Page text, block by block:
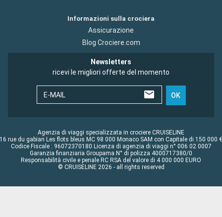
Informazioni sulla crociera
Assicurazione
Blog Crociere.com
Newsletters
ricevi le migliori offerte del momento
E-MAIL OK
Agenzia di viaggi specializzata in crociere CRUISELINE
16 rue du gabian Les flots bleus MC 98 000 Monaco SAM con Capitale di 150 000 €
Codice Fiscale : 96072370180 Licenza di agenzia di viaggi n° 006 02 0007
Garanzia finanziaria Groupama N° di polizza 4000717380/0
Responsabilità civile e penale RC RSA del valore di 4 000 000 EURO
© CRUISELINE 2026 - all rights reserved